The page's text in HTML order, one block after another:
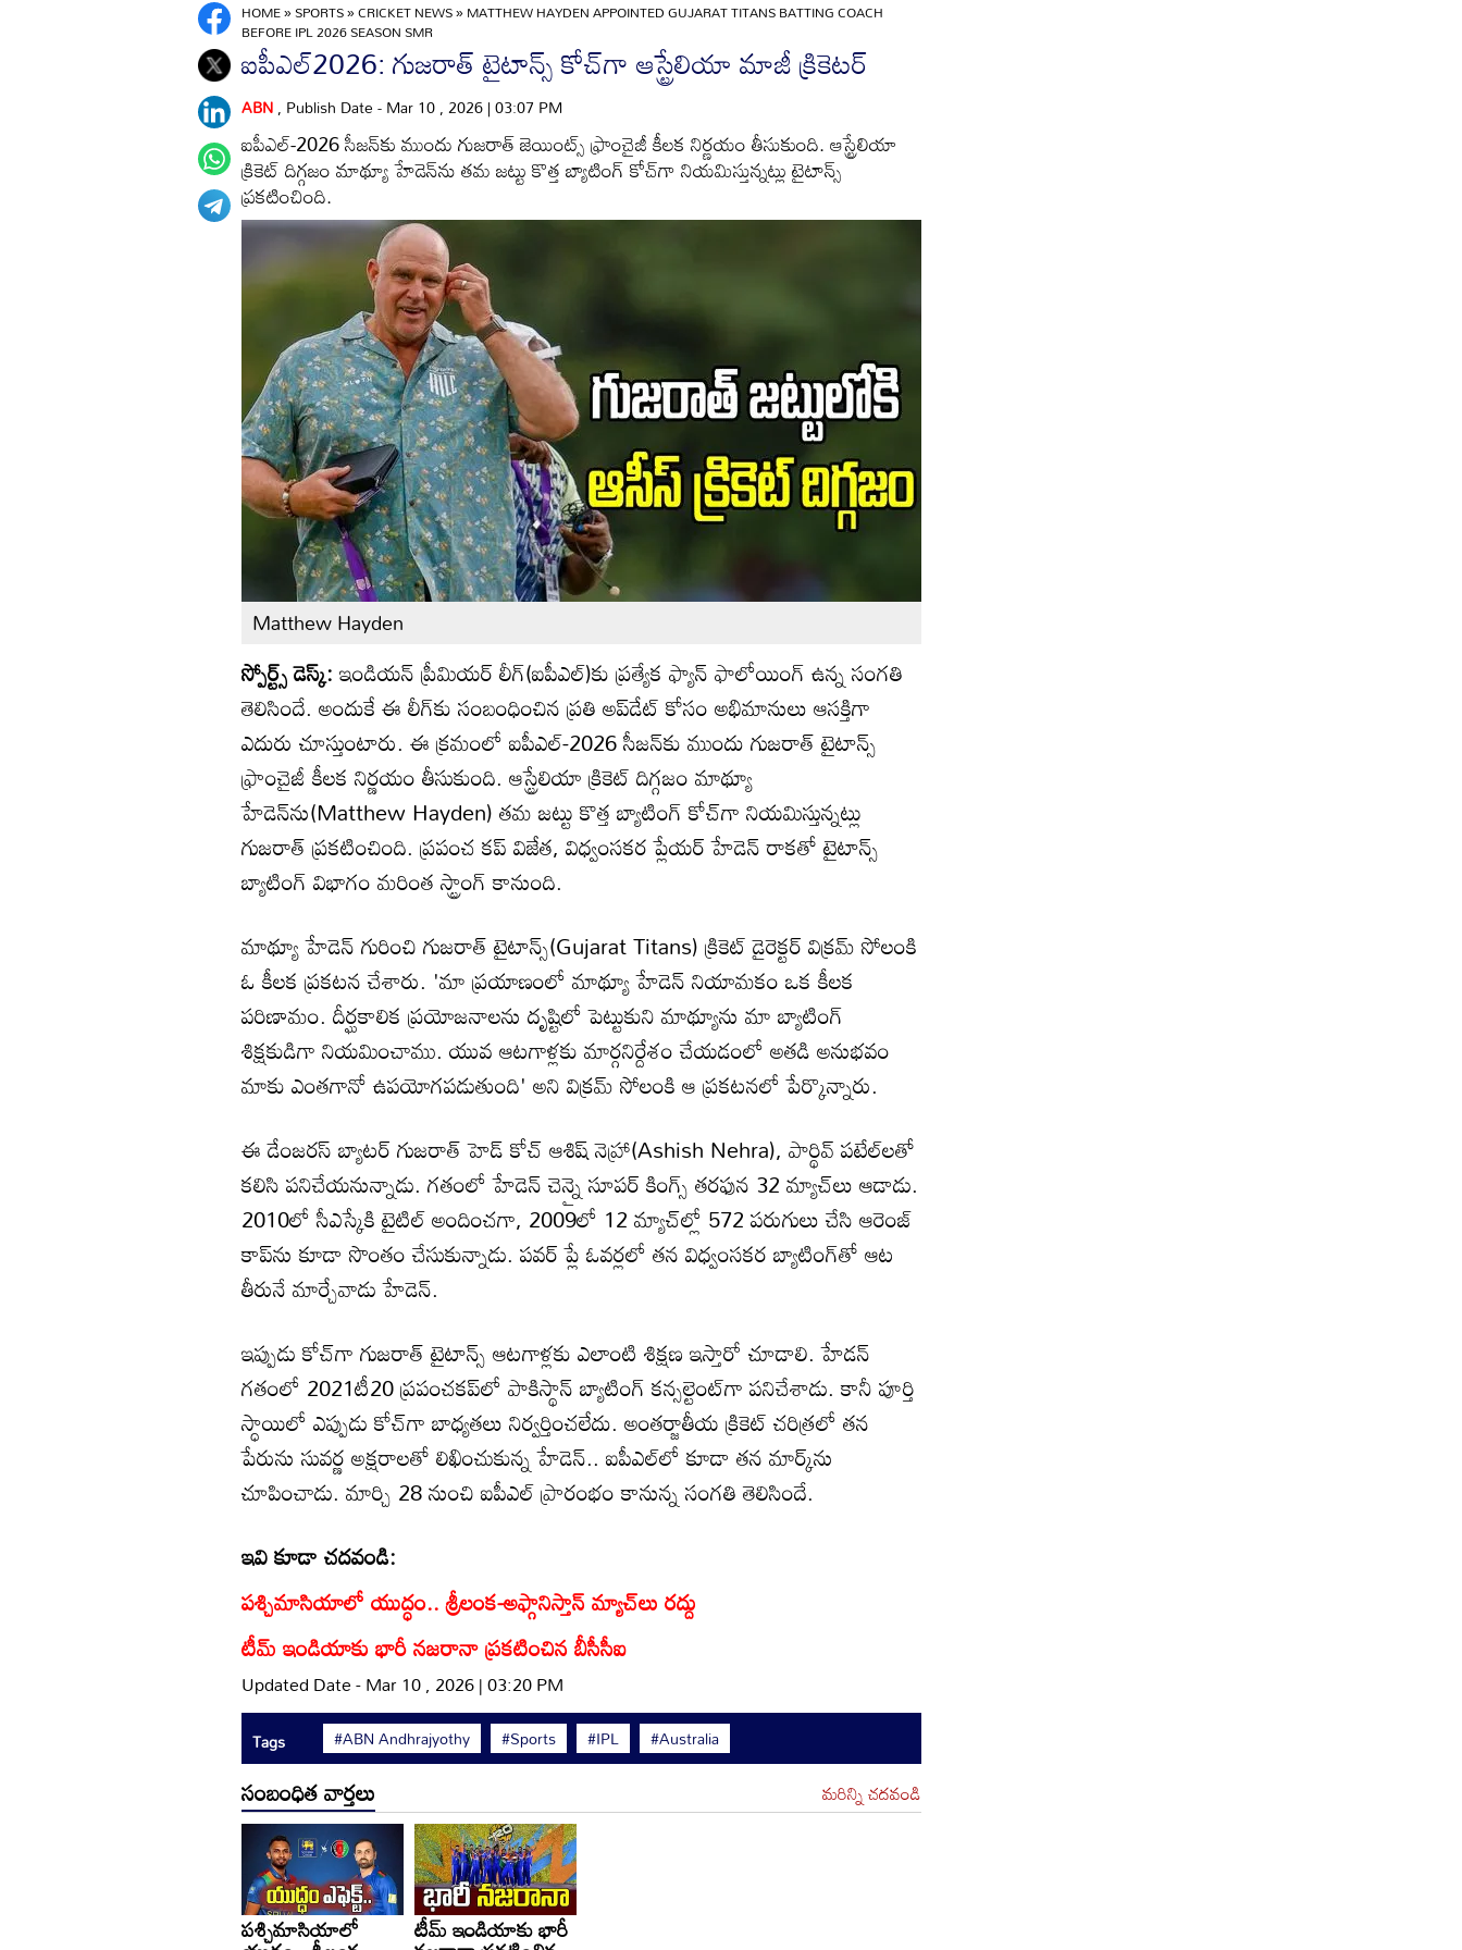
HOME»SPORTS»CRICKET NEWS»MATTHEW HAYDEN APPOINTED GUJARAT TITANS BATTING COACH
BEFORE IPL 2026 SEASON SMR
ఐపీఎల్2026: గుజరాత్ టైటాన్స్ కోచ్‌గా ఆస్ట్రేలియా మాజీ క్రికెటర్
ABN, Publish Date - Mar 10 , 2026 | 03:07 PM
ఐపీఎల్‌-2026 సీజన్‌కు ముందు గుజరాత్ జెయింట్స్ ఫ్రాంచైజీ కీలక నిర్ణయం తీసుకుంది. ఆస్ట్రేలియా
క్రికెట్ దిగ్గజం మాథ్యూ హేడెన్‌ను తమ జట్టు కొత్త బ్యాటింగ్ కోచ్‌గా నియమిస్తున్నట్లు టైటాన్స్
ప్రకటించింది.
Matthew Hayden
స్పోర్ట్స్ డెస్క్:ఇండియన్ ప్రీమియర్ లీగ్(ఐపీఎల్)కు ప్రత్యేక ఫ్యాన్ ఫాలోయింగ్ ఉన్న సంగతి
తెలిసిందే. అందుకే ఈ లీగ్‍కు సంబంధించిన ప్రతి అప్‌డేట్ కోసం అభిమానులు ఆసక్తిగా
ఎదురు చూస్తుంటారు. ఈ క్రమంలో ఐపీఎల్-2026 సీజన్‌కు ముందు గుజరాత్ టైటాన్స్
ఫ్రాంచైజీ కీలక నిర్ణయం తీసుకుంది. ఆస్ట్రేలియా క్రికెట్ దిగ్గజం మాథ్యూ
హేడెన్‌ను(Matthew Hayden) తమ జట్టు కొత్త బ్యాటింగ్ కోచ్‌గా నియమిస్తున్నట్లు
గుజరాత్ ప్రకటించింది. ప్రపంచ కప్ విజేత, విధ్వంసకర ప్లేయర్‌ హేడెన్ రాకతో టైటాన్స్
బ్యాటింగ్ విభాగం మరింత స్ట్రాంగ్ కానుంది.
మాథ్యూ హేడెన్‌ గురించి గుజరాత్ టైటాన్స్(Gujarat Titans) క్రికెట్ డైరెక్టర్ విక్రమ్ సోలంకి
ఓ కీలక ప్రకటన చేశారు. 'మా ప్రయాణంలో మాథ్యూ హేడెన్ నియామకం ఒక కీలక
పరిణామం. దీర్ఘకాలిక ప్రయోజనాలను దృష్టిలో పెట్టుకుని మాథ్యూను మా బ్యాటింగ్
శిక్షకుడిగా నియమించాము. యువ ఆటగాళ్లకు మార్గనిర్దేశం చేయడంలో అతడి అనుభవం
మాకు ఎంతగానో ఉపయోగపడుతుంది' అని విక్రమ్ సోలంకి ఆ ప్రకటనలో పేర్కొన్నారు.
ఈ డేంజరస్ బ్యాటర్ గుజరాత్ హెడ్ కోచ్‌ ఆశిష్ నెహ్రా(Ashish Nehra), పార్థివ్ పటేల్‌లతో
కలిసి పనిచేయనున్నాడు. గతంలో హేడెన్ చెన్నై సూపర్ కింగ్స్ తరఫున 32 మ్యాచ్‌లు ఆడాడు.
2010లో సీఎస్కేకి టైటిల్ అందించగా, 2009లో 12 మ్యాచ్‌ల్లో 572 పరుగులు చేసి ఆరెంజ్
కాప్‌ను కూడా సొంతం చేసుకున్నాడు. పవర్ ప్లే ఓవర్లలో తన విధ్వంసకర బ్యాటింగ్‌తో ఆట
తీరునే మార్చేవాడు హేడెన్.
ఇప్పుడు కోచ్‌గా గుజరాత్ టైటాన్స్ ఆటగాళ్లకు ఎలాంటి శిక్షణ ఇస్తారో చూడాలి. హేడన్
గతంలో 2021టీ20 ప్రపంచకప్‌లో పాకిస్థాన్ బ్యాటింగ్ కన్సల్టెంట్‌గా పనిచేశాడు. కానీ పూర్తి
స్ధాయిలో ఎప్పుడు కోచ్‌గా బాధ్యతలు నిర్వర్తించలేదు. అంతర్జాతీయ క్రికెట్ చరిత్రలో తన
పేరును సువర్ణ అక్షరాలతో లిఖించుకున్న హేడెన్‌.. ఐపీఎల్‌లో కూడా తన మార్క్‌ను
చూపించాడు. మార్చి 28 నుంచి ఐపీఎల్ ప్రారంభం కానున్న సంగతి తెలిసిందే.
ఇవి కూడా చదవండి:
పశ్చిమాసియాలో యుద్ధం.. శ్రీలంక-అఫ్గానిస్తాన్ మ్యాచ్‌లు రద్దు
టీమ్ ఇండియాకు భారీ నజరానా ప్రకటించిన బీసీసీఐ
Updated Date - Mar 10 , 2026 | 03:20 PM
Tags #ABN Andhrajyothy #Sports #IPL #Australia
సంబంధిత వార్తలు మరిన్ని చదవండి
పశ్చిమాసియాలో టీమ్ ఇండియాకు భారీ